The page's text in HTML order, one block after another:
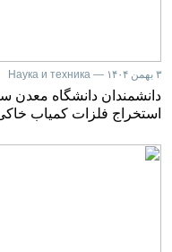
۳ بهمن ۱۴۰۴ — Наука и техника
دانشمندان دانشگاه معدن
استخراج فلزات کمیاب خاکی